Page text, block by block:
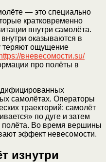
— это специально
кратковременно
внутри самолёта.
оказываются в
теряют ощущение
https://вневесомости.su/
про полёты в
самолётах. Операторы
траекторий: самолёт
по дуге и затем
полёта. Во время вершины
эффект невесомости.
изнутри